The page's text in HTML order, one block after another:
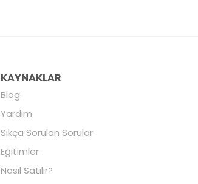
KAYNAKLAR
Blog
Yardım
Sıkça Sorulan Sorular
Eğitimler
Nasıl Satılır?